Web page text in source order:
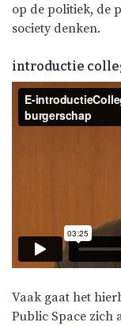
op de politiek, de
society denken.
introductie
Vaak gaat het
Public Space zich